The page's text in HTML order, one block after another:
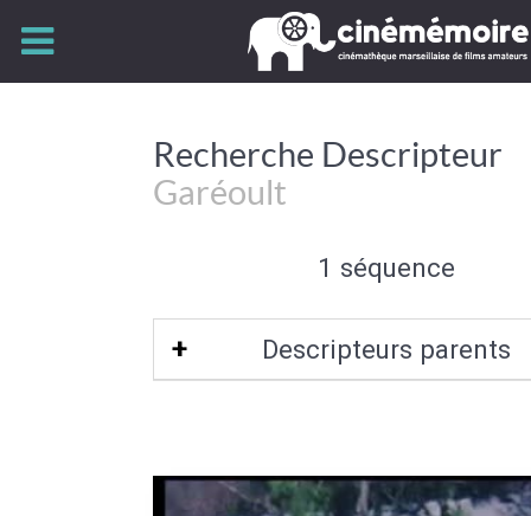
Recherche Descripteur
Garéoult
1 séquence
Descripteurs parents
Bassin méditerranéen|France|
|Europe de l'Ouest|Union